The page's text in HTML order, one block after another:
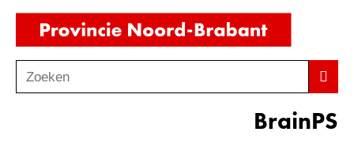
Ga
de
inhoud
o
Zoeken
BrainPS